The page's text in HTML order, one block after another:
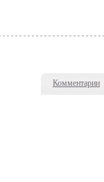
Комментарии